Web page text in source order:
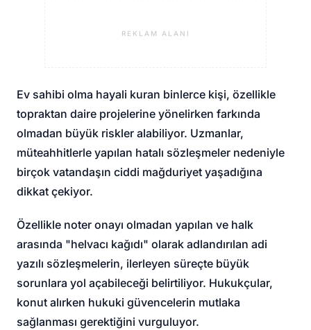
REKLAM ALANI
Ev sahibi olma hayali kuran binlerce kişi, özellikle
topraktan daire projelerine yönelirken farkında
olmadan büyük riskler alabiliyor. Uzmanlar,
müteahhitlerle yapılan hatalı sözleşmeler nedeniyle
birçok vatandaşın ciddi mağduriyet yaşadığına
dikkat çekiyor.
Özellikle noter onayı olmadan yapılan ve halk
arasında "helvacı kağıdı" olarak adlandırılan adi
yazılı sözleşmelerin, ilerleyen süreçte büyük
sorunlara yol açabileceği belirtiliyor. Hukukçular,
konut alırken hukuki güvencelerin mutlaka
sağlanması gerektiğini vurguluyor.